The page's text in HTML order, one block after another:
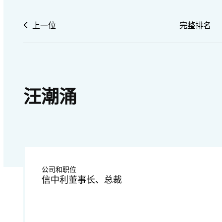
上一位 完整排名
汪潮涌
公司和职位
信中利董事长、总裁